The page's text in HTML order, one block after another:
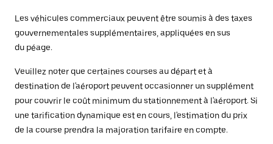
Les véhicules commerciaux peuvent être soumis à des taxes
gouvernementales supplémentaires, appliquées en sus
du péage.
Veuillez noter que certaines courses au départ et à
destination de l'aéroport peuvent occasionner un supplément
pour couvrir le coût minimum du stationnement à l'aéroport. Si
une tarification dynamique est en cours, l'estimation du prix
de la course prendra la majoration tarifaire en compte.